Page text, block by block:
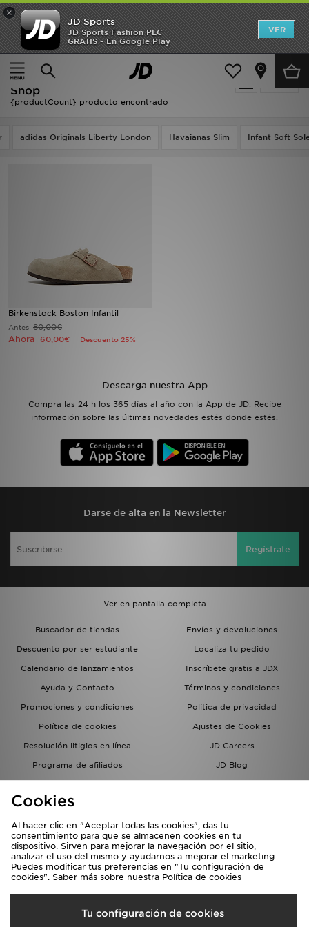
×
JD Sports
JD Sports Fashion PLC
GRATIS - En Google Play
VER
Página principal
Niños
Niños - Birkenstock Boston - Holiday
Shop
{productCount} producto encontrado
adidas Originals Liberty London Havaianas Slim Infant Soft
Birkenstock Boston Infantil
Antes80,00€
Ahora 60,00€ Descuento 25%
Descarga nuestra App
Compra las 24 h los 365 días al año con la App de JD. Recibe
información sobre las últimas novedades estés donde estés.
Darse de alta en la Newsletter
Regístrate
Ver en pantalla completa
Buscador de tiendas
Envíos y devoluciones
Descuento por ser estudiante
Localiza tu pedido
Calendario de lanzamientos
Inscríbete gratis a JDX
Ayuda y Contacto
Términos y condiciones
Promociones y condiciones
Política de privacidad
Política de cookies
Ajustes de Cookies
Resolución litigios en línea
JD Careers
Programa de afiliados
JD Blog
del grupo JD - Whistleblowing
Selecciona País
España
Hombre
Mujer
Niños
Ofertas
TARJETA REGALO
MI JD
Cookies
Al hacer clic en "Aceptar todas las cookies", das tu
consentimiento para que se almacenen cookies en tu
dispositivo. Sirven para mejorar la navegación por el sitio,
analizar el uso del mismo y ayudarnos a mejorar el marketing.
Puedes modificar tus preferencias en "Tu configuración de
cookies". Saber más sobre nuestra Política de cookies
Tu configuración de cookies